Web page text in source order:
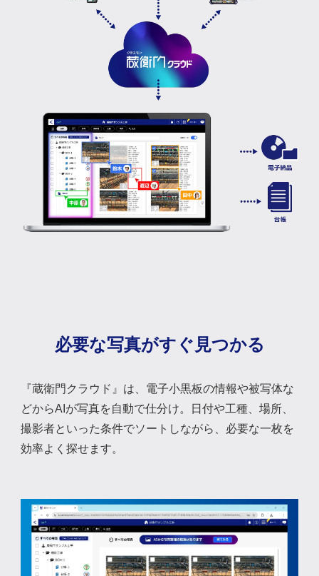
必要な写真がすぐ見つかる
『蔵衛門クラウド』は、電子小黒板の情報や被写体な
どからAIが写真を自動で仕分け。日付や工種、場所、
撮影者といった条件でソートしながら、必要な一枚を
効率よく探せます。